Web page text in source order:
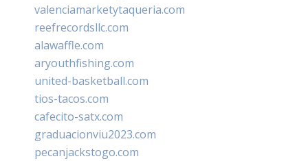
valenciamarketytaqueria.com
reefrecordsllc.com
alawaffle.com
aryouthfishing.com
united-basketball.com
tios-tacos.com
cafecito-satx.com
graduacionviu2023.com
pecanjackstogo.com